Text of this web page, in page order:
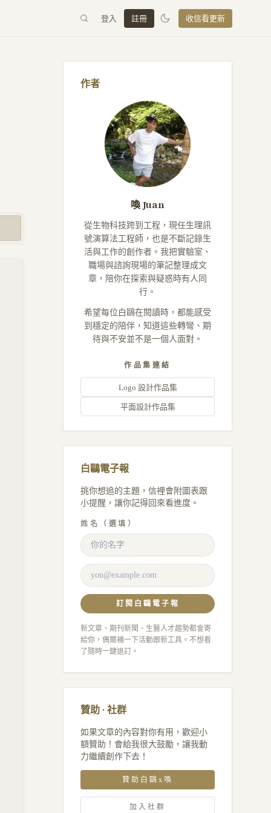
登入 註冊 收信看更新
作者
喚 Juan
從生物科技跨到工程，現任生理訊
號演算法工程師，也是不斷記錄生
活與工作的創作者。我把實驗室、
職場與諮詢現場的筆記整理成文
章，陪你在探索與疑惑時有人同
行。
希望每位白鷗在閱讀時，都能感受
到穩定的陪伴，知道這些轉彎、期
待與不安並不是一個人面對。
作品集連結
Logo 設計作品集
平面設計作品集
白鷗電子報
挑你想追的主題，信裡會附圖表跟
小提醒，讓你記得回來看進度。
姓名（選填）
訂閱白鷗電子報
新文章、期刊新聞、生醫人才趨勢都會寄
給你，偶爾補一下活動跟新工具。不想看
了隨時一鍵退訂。
贊助 · 社群
如果文章的內容對你有用，歡迎小
額贊助！會給我很大鼓勵，讓我動
力繼續創作下去！
贊助白鷗x喚
加入社群